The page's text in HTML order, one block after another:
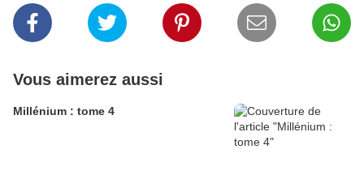
Vous aimerez aussi
Millénium : tome 4